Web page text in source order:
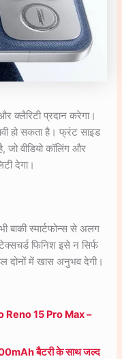
क्लैरिटी प्रदान करेगा।
हो सकता है। फ्रंट साइड
जो वीडियो कॉलिंग और
देगा।
बाकी स्मार्टफोन्स से अलग
फिनिश इसे न सिर्फ
दोनों में खास अनुभव देगी।
Reno 15 Pro Max –
बैटरी के साथ जल्द